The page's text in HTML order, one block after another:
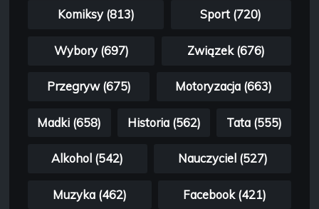
Komiksy (813) Sport (720)
Wybory (697) Związek (676)
Przegryw (675) Motoryzacja (663)
Madki (658) Historia (562) Tata (555)
Alkohol (542) Nauczyciel (527)
Muzyka (462) Facebook (421)